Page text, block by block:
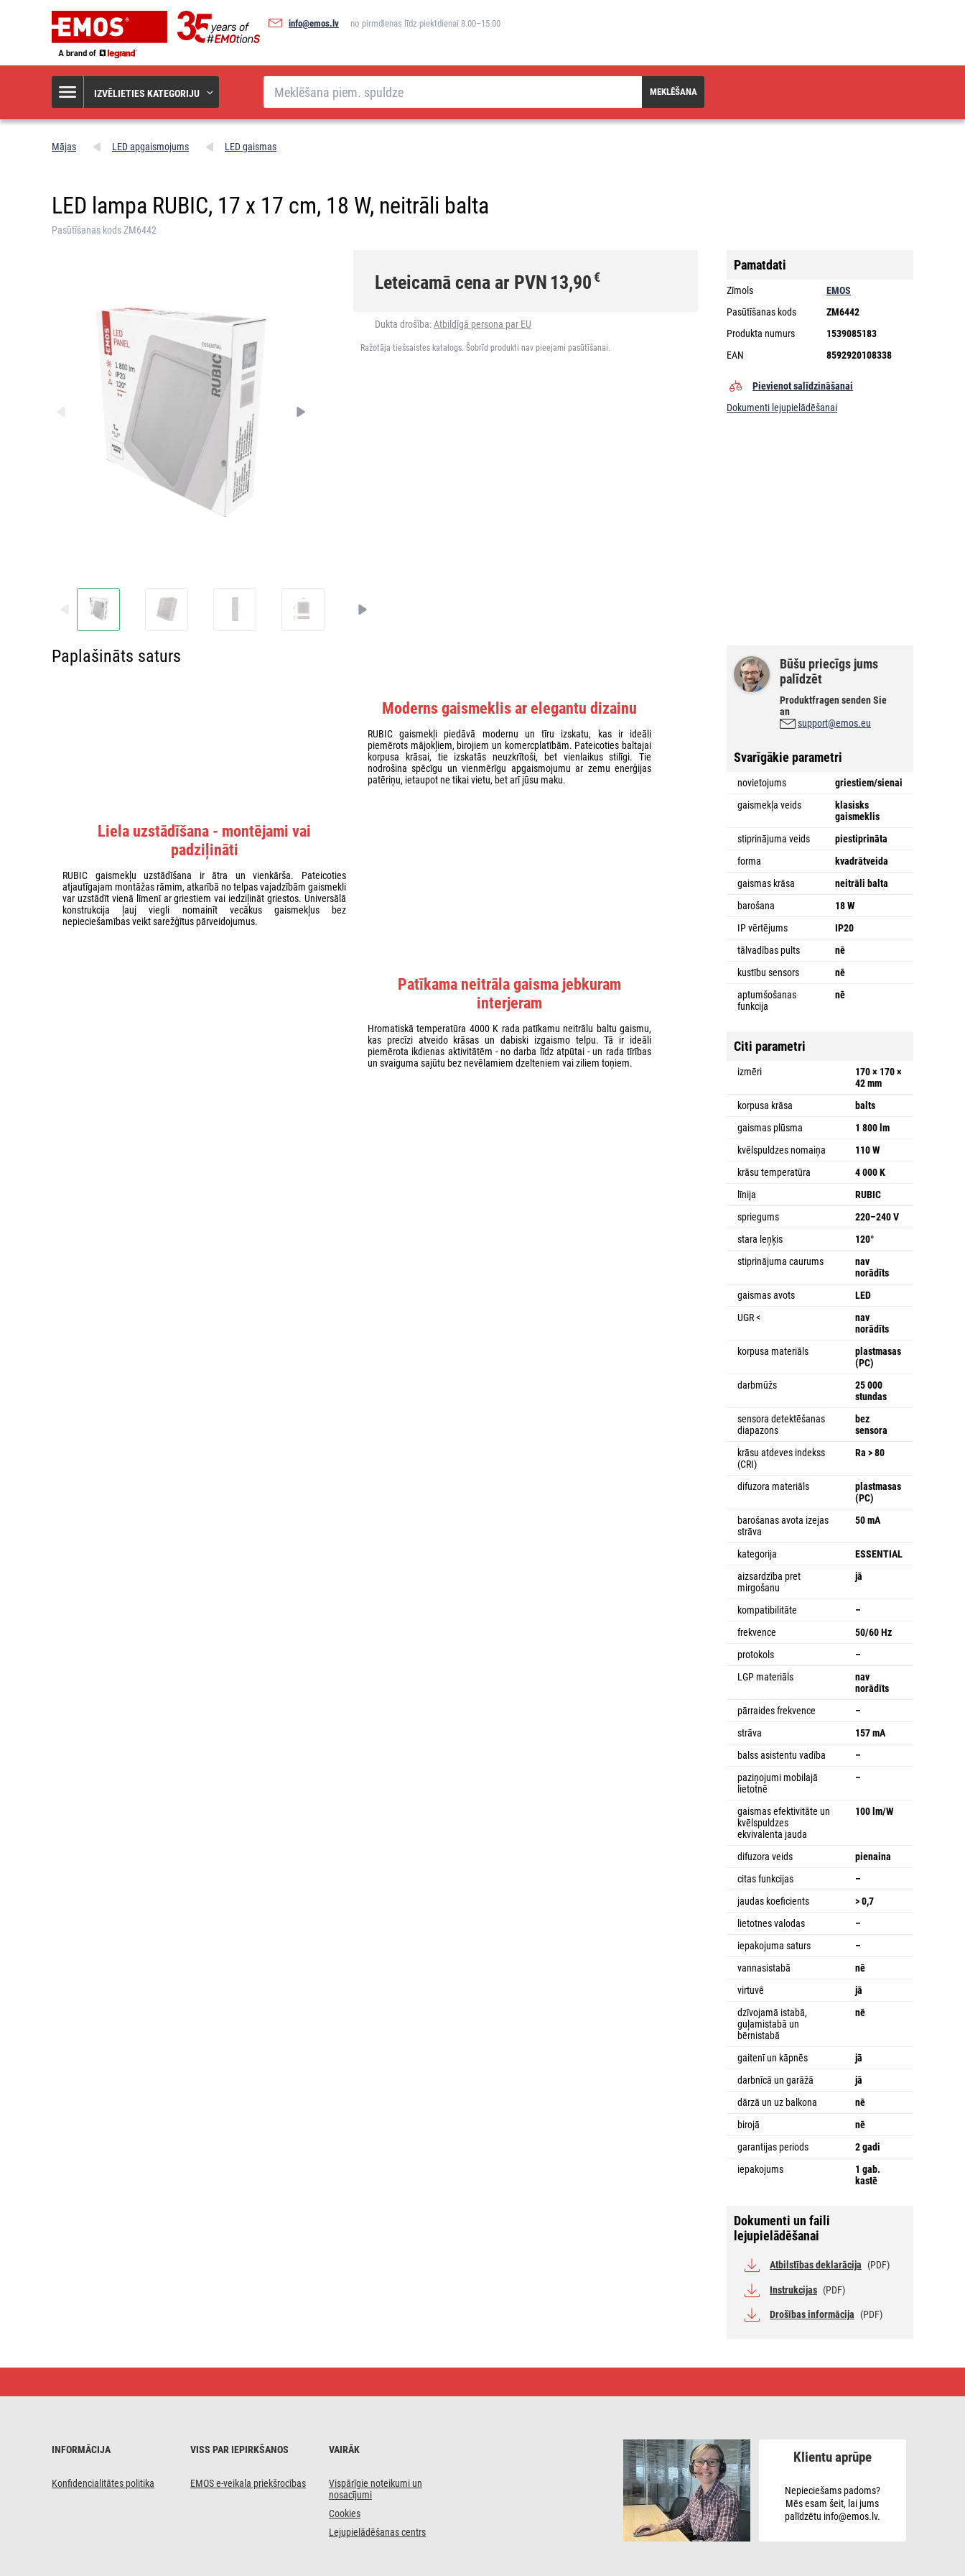
info@emos.lv no pirmdienas līdz piektdienai 8.00–15.00
IZVĒLIETIES KATEGORIJU
Meklēšana
MEKLĒŠANA
Mājas LED apgaismojums LED gaismas
LED lampa RUBIC, 17 x 17 cm, 18 W, neitrāli balta
Pasūtīšanas kods ZM6442
Leteicamā cena ar PVN 13,90€
Dukta drošība:Atbildīgā persona par EU
Ražotāja tiešsaistes katalogs. Šobrīd produkti nav pieejami pasūtīšanai.
Pamatdati
Zīmols
EMOS
Pasūtīšanas kods
ZM6442
Produkta numurs
1539085183
EAN
8592920108338
Pievienot salīdzināšanai
Dokumenti lejupielādēšanai
Paplašināts saturs
Moderns gaismeklis ar elegantu dizainu
RUBIC gaismekļi piedāvā modernu un tīru izskatu, kas ir ideāli
piemērots mājokļiem, birojiem un komercplatībām. Pateicoties baltajai
korpusa krāsai, tie izskatās neuzkrītoši, bet vienlaikus stilīgi. Tie
nodrošina spēcīgu un vienmērīgu apgaismojumu ar zemu enerģijas
patēriņu, ietaupot ne tikai vietu, bet arī jūsu maku.
Liela uzstādīšana - montējami vai
padziļināti
RUBIC gaismekļu uzstādīšana ir ātra un vienkārša. Pateicoties
atjautīgajam montāžas rāmim, atkarībā no telpas vajadzībām gaismekli
var uzstādīt vienā līmenī ar griestiem vai iedziļināt griestos. Universālā
konstrukcija ļauj viegli nomainīt vecākus gaismekļus bez
nepieciešamības veikt sarežģītus pārveidojumus.
Patīkama neitrāla gaisma jebkuram
interjeram
Hromatiskā temperatūra 4000 K rada patīkamu neitrālu baltu gaismu,
kas precīzi atveido krāsas un dabiski izgaismo telpu. Tā ir ideāli
piemērota ikdienas aktivitātēm - no darba līdz atpūtai - un rada tīrības
un svaiguma sajūtu bez nevēlamiem dzelteniem vai ziliem toņiem.
Būšu priecīgs jums
palīdzēt
Produktfragen senden Sie
an
support@emos.eu
Svarīgākie parametri
novietojums
griestiem/sienai
gaismekļa veids
klasisks
gaismeklis
stiprinājuma veids
piestiprināta
forma
kvadrātveida
gaismas krāsa
neitrāli balta
barošana
18 W
IP vērtējums
IP20
tālvadības pults
nē
kustību sensors
nē
aptumšošanas
funkcija
nē
Citi parametri
izmēri
170 × 170 ×
42 mm
korpusa krāsa
balts
gaismas plūsma
1 800 lm
kvēlspuldzes nomaiņa
110 W
krāsu temperatūra
4 000 K
līnija
RUBIC
spriegums
220–240 V
stara leņķis
120°
stiprinājuma caurums
nav
norādīts
gaismas avots
LED
UGR <
nav
norādīts
korpusa materiāls
plastmasas
(PC)
darbmūžs
25 000
stundas
sensora detektēšanas
diapazons
bez
sensora
krāsu atdeves indekss
(CRI)
Ra > 80
difuzora materiāls
plastmasas
(PC)
barošanas avota izejas
strāva
50 mA
kategorija
ESSENTIAL
aizsardzība pret
mirgošanu
jā
kompatibilitāte
–
frekvence
50/60 Hz
protokols
–
LGP materiāls
nav
norādīts
pārraides frekvence
–
strāva
157 mA
balss asistentu vadība
–
paziņojumi mobilajā
lietotnē
–
gaismas efektivitāte un
kvēlspuldzes
ekvivalenta jauda
100 lm/W
difuzora veids
pienaina
citas funkcijas
–
jaudas koeficients
> 0,7
lietotnes valodas
–
iepakojuma saturs
–
vannasistabā
nē
virtuvē
jā
dzīvojamā istabā,
guļamistabā un
bērnistabā
nē
gaitenī un kāpnēs
jā
darbnīcā un garāžā
jā
dārzā un uz balkona
nē
birojā
nē
garantijas periods
2 gadi
iepakojums
1 gab.
kastē
Dokumenti un faili
lejupielādēšanai
Atbilstības deklarācija (PDF)
Instrukcijas (PDF)
Drošības informācija (PDF)
RUBIC,
INFORMĀCIJA
Konfidencialitātes politika
VISS PAR IEPIRKŠANOS
EMOS e-veikala priekšrocības
VAIRĀK
Vispārīgie noteikumi un
nosacījumi
Cookies
Lejupielādēšanas centrs
Klientu aprūpe
Nepieciešams padoms?
Mēs esam šeit, lai jums
palīdzētu info@emos.lv.